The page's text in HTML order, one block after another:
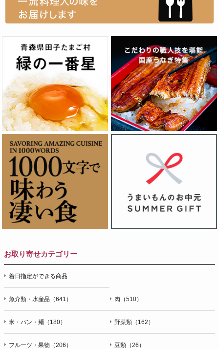
お取り寄せカテゴリー
着日指定ができる商品
魚介類・水産品（641） 肉（510）
米・パン・麺（180） 野菜類（162）
フルーツ・果物（206） 豆類（26）